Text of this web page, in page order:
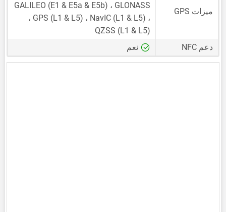
ميزات GPS
GALILEO (E1 & E5a & E5b) ، GLONASS
، GPS (L1 & L5) ، NavIC (L1 & L5) ،
QZSS (L1 & L5)
دعم NFC
نعم